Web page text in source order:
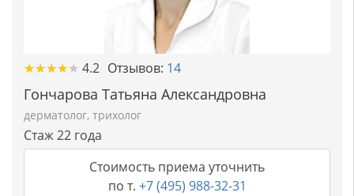
★★★★★
★★★★★ 4.2 Отзывов: 14
Гончарова Татьяна Александровна
дерматолог, трихолог
Стаж 22 года
Стоимость приема уточнить
по т. +7 (495) 988-32-31